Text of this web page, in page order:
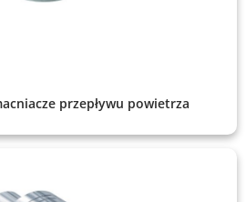
przepływu powietrza